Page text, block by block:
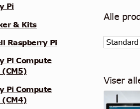
Alle
Viser
Pi
& Kits
Raspberry Pi
Pi Compute
(CM5)
Pi Compute
(CM4)